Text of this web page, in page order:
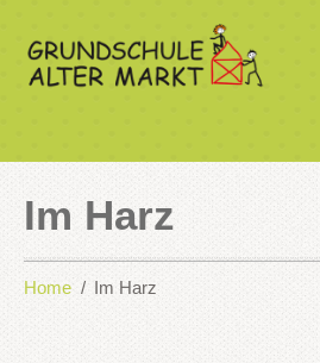
Im Harz
Home Im Harz